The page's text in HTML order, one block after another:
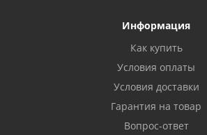
Информация
Как купить
Условия оплаты
Условия доставки
Гарантия на товар
Вопрос-ответ